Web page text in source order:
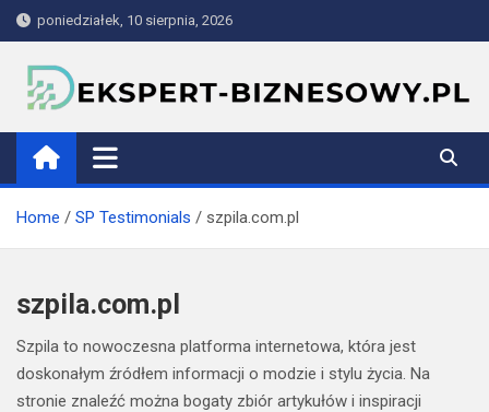
Skip
to
content
poniedziałek, 10 sierpnia, 2026
ekspert-biznesowy.pl
Home SP Testimonials szpila.com.pl
szpila.com.pl
Szpila to nowoczesna platforma internetowa, która jest
doskonałym źródłem informacji o modzie i stylu życia. Na
stronie znaleźć można bogaty zbiór artykułów i inspiracji